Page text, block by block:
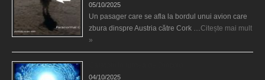
05/10/2025
Un pasager care se afla la bordul unui avion care
zbura dinspre Austria către Cork …Citește mai mult
»
04/10/2025